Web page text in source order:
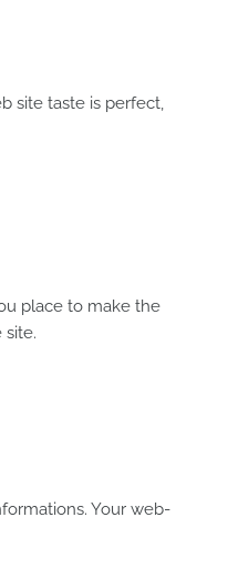
site taste is perfect,
place to make the
Your web-